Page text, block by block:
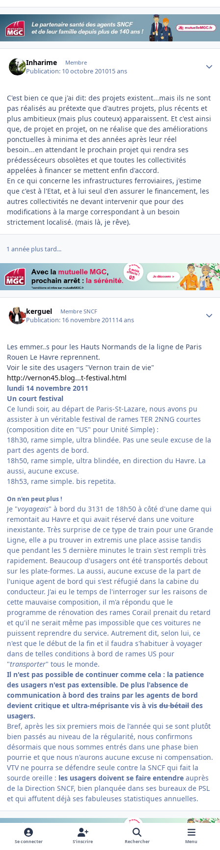
Inharime Membre
Publication: 10 octobre 201015 ans
C'est bien ce que j'ai dit: des projets existent...mais ils ne sont
pas réalisés au prétexte que d'autres projets, plus récents et
plus ambitieux (mais plus couteux) apparaissent. Et c'est ainsi
que, de projet en projet, on ne réalise que des améliorations
ponctuelles à minima et des années après leur réel
besoin...en attendant le prochain projet qui rendra ses
prédesséceurs obsolètes et que toutes les collectivités
appelées à financer se mettent enfin d'accord.
En ce qui concerne les infrastructures ferroviaires, j'estime
que c'est à l'Etat, et à lui seul d'en assurer le financement, les
autres collectivités ne devant intervenir que pour des
modifications à la marge correspondant à un besoin
strictement localisé. (mais là, je rêve).
1 année plus tard...
kerguel Membre SNCF
Publication: 16 novembre 201114 ans
Les emmer..s pour les Hauts Normands de la ligne de Paris
Rouen Le Havre reprennent.
Voir le site des usagers "Vernon train de vie"
http://vernon45.blog...t-festival.html
lundi 14 novembre 2011
Un court festival
Ce lundi soir, au départ de Paris-St-Lazare, nous avons pu
assister à un véritable festival de rames TER 2NNG courtes
(composition dite en "US" pour Unité Simple) :
18h30, rame simple, ultra blindée. Pas une seule excuse de la
part des agents de bord.
18h50, rame simple, ultra blindée, en direction du Havre. La
aussi, aucune excuse.
18h53, rame simple. bis repetita.
On n'en peut plus !
Je "voyageais" à bord du 3131 de 18h50 à côté d'une dame qui
remontait au Havre et qui avait réservé dans une voiture
inexistante. Très surprise de ce type de train pour une Grande
Ligne, elle a pu trouver in extremis une place assise tandis
que pendant les 5 dernière minutes le train s'est rempli très
rapidement. Beaucoup d'usagers ont été transportés debout
sur les plate-formes. La aussi, aucune excuse de la part de
l'unique agent de bord qui s'est réfugié dans la cabine du
conducteur. J'ai eu le temps de l'interroger sur les raisons de
cette mauvaise composition, il m'a répondu que le
programme de rénovation des rames Corail prenait du retard
et qu'il ne serait même pas impossible que ces voitures ne
puissent reprendre du service. Autrement dit, selon lui, ce
n'est que le début de la fin et il faudra s'habituer à voyager
dans de telles conditions à bord de rames US pour
"transporter" tous le monde.
Il n'est pas possible de continuer comme cela : la patience
des usagers n'est pas extensible. De plus l'absence de
communication à bord des trains par les agents de bord
devient critique et ultra-méprisante vis à vis du bétail des
usagers.
Bref, après les six premiers mois de l'année qui se sont plutôt
bien passés au niveau de la régularité, nous confirmons
désormais que nous sommes entrés dans une phase bien
pourrie et que nous n'aurons aucune excuse ni compensation.
VTV ne pourra se défendre seule contre la SNCF qui fait la
sourde oreille : les usagers doivent se faire entendre auprès
de la Direction SNCF, bien planquée dans ses bureaux de PSL
et qui affutent déjà ses fabuleuses statistiques annuelles.
Se connecter S’inscrire Rechercher Menu